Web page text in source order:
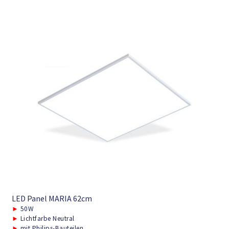
LED Panel MARIA 62cm
► 50W
► Lichtfarbe Neutral